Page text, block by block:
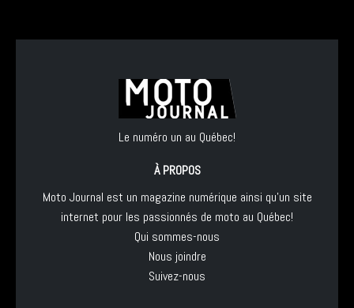
Le numéro un au Québec!
À PROPOS
Moto Journal est un magazine numérique ainsi qu'un site
internet pour les passionnés de moto au Québec!
Qui sommes-nous
Nous joindre
Suivez-nous